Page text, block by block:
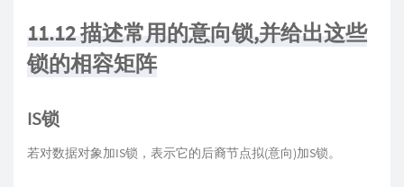
11.12 描述常用的意向锁,并给出这些
锁的相容矩阵
IS锁
若对数据对象加IS锁，表示它的后裔节点拟(意向)加S锁。